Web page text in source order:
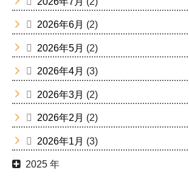
2026年6月 (2)
2026年5月 (2)
2026年4月 (3)
2026年3月 (2)
2026年2月 (2)
2026年1月 (3)
2025 年